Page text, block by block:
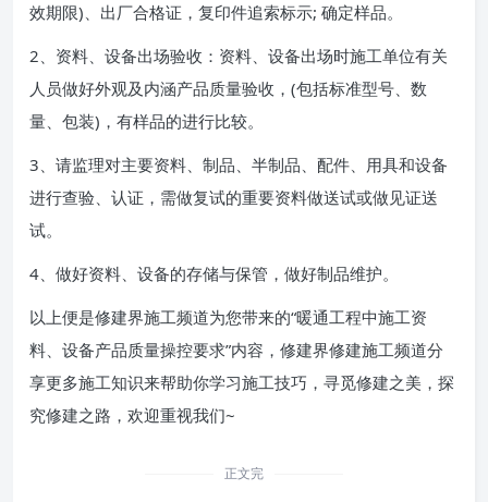
效期限)、出厂合格证，复印件追索标示; 确定样品。
2、资料、设备出场验收：资料、设备出场时施工单位有关
人员做好外观及内涵产品质量验收，(包括标准型号、数
量、包装)，有样品的进行比较。
3、请监理对主要资料、制品、半制品、配件、用具和设备
进行查验、认证，需做复试的重要资料做送试或做见证送
试。
4、做好资料、设备的存储与保管，做好制品维护。
以上便是修建界施工频道为您带来的“暖通工程中施工资
料、设备产品质量操控要求”内容，修建界修建施工频道分
享更多施工知识来帮助你学习施工技巧，寻觅修建之美，探
究修建之路，欢迎重视我们~
正文完